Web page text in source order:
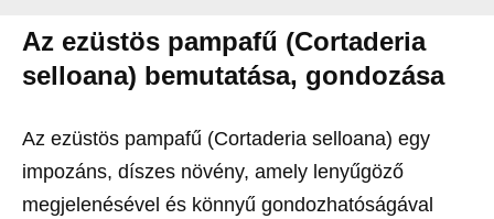
Az ezüstös pampafű (Cortaderia
selloana) bemutatása, gondozása
Az ezüstös pampafű (Cortaderia selloana) egy
impozáns, díszes növény, amely lenyűgöző
megjelenésével és könnyű gondozhatóságával